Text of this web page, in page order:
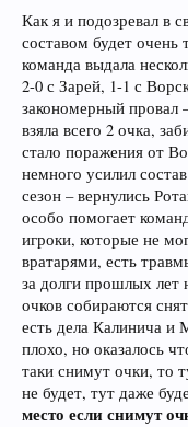
Как я и подозревал в
составом будет очень
команда выдала
2-0 с Зарей, 1-1 с
закономерный
взяла всего 2 очка,
стало поражения от
немного усилил
сезон – вернулись
особо помогает
игроки, которые не
вратарями, есть
за долги прошлых лет
очков собираются
есть дела Калинича и
плохо, но оказалось
таки снимут очки, то
не будет, тут даже
место если снимут